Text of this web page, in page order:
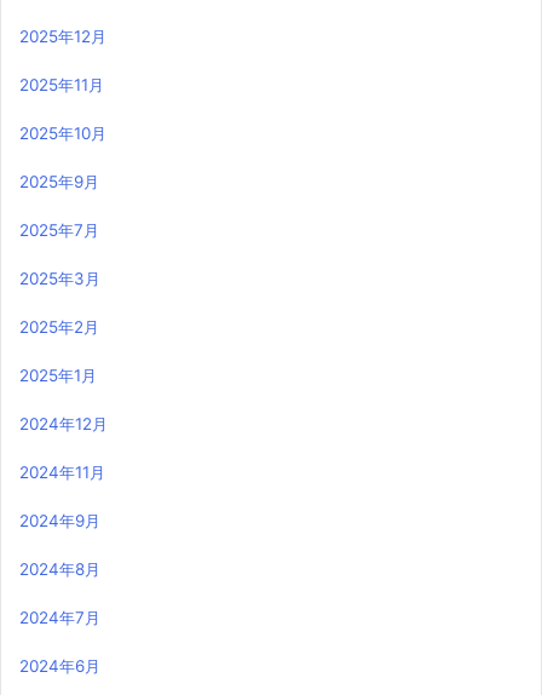
2025年12月
2025年11月
2025年10月
2025年9月
2025年7月
2025年3月
2025年2月
2025年1月
2024年12月
2024年11月
2024年9月
2024年8月
2024年7月
2024年6月